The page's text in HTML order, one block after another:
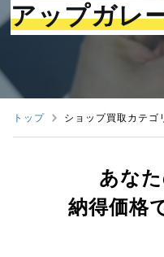
アップガレ
トップ ショップ買取カテゴ
あなた
納得価格